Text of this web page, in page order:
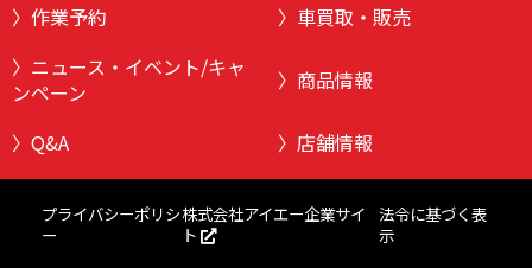
作業予約
車買取・販売
ニュース・イベント/キャ
ンペーン
商品情報
Q&A 店舗情報
プライバシーポリシ
ー
株式会社アイエー企業サイ
ト
法令に基づく表
示